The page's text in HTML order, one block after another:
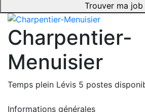
Trouver ma job
Charpentier-
Menuisier
Temps plein Lévis 5 postes
Informations générales